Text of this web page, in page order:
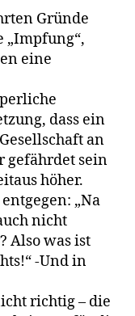
Gründe
„Impfung“,
eine
dass ein
an
gefährdet sein
höher.
„Na
nicht
Also was ist
-Und in
richtig – die